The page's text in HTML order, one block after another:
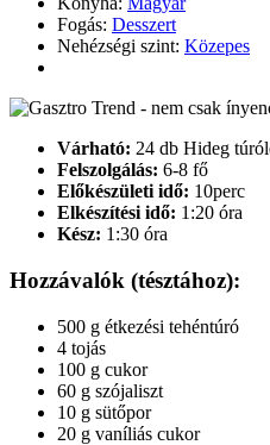
Fogás: Desszert
Nehézségi szint: Közepes
Várható: 24 db Hideg
Felszolgálás: 6-8 fő
Előkészületi idő: 10perc
Elkészítési idő: 1:20 óra
Kész: 1:30 óra
Hozzávalók (tésztához):
500 g étkezési tehéntúró
4 tojás
100 g cukor
60 g szójaliszt
10 g sütőpor
20 g vaníliás cukor